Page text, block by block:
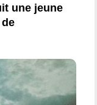
une jeune